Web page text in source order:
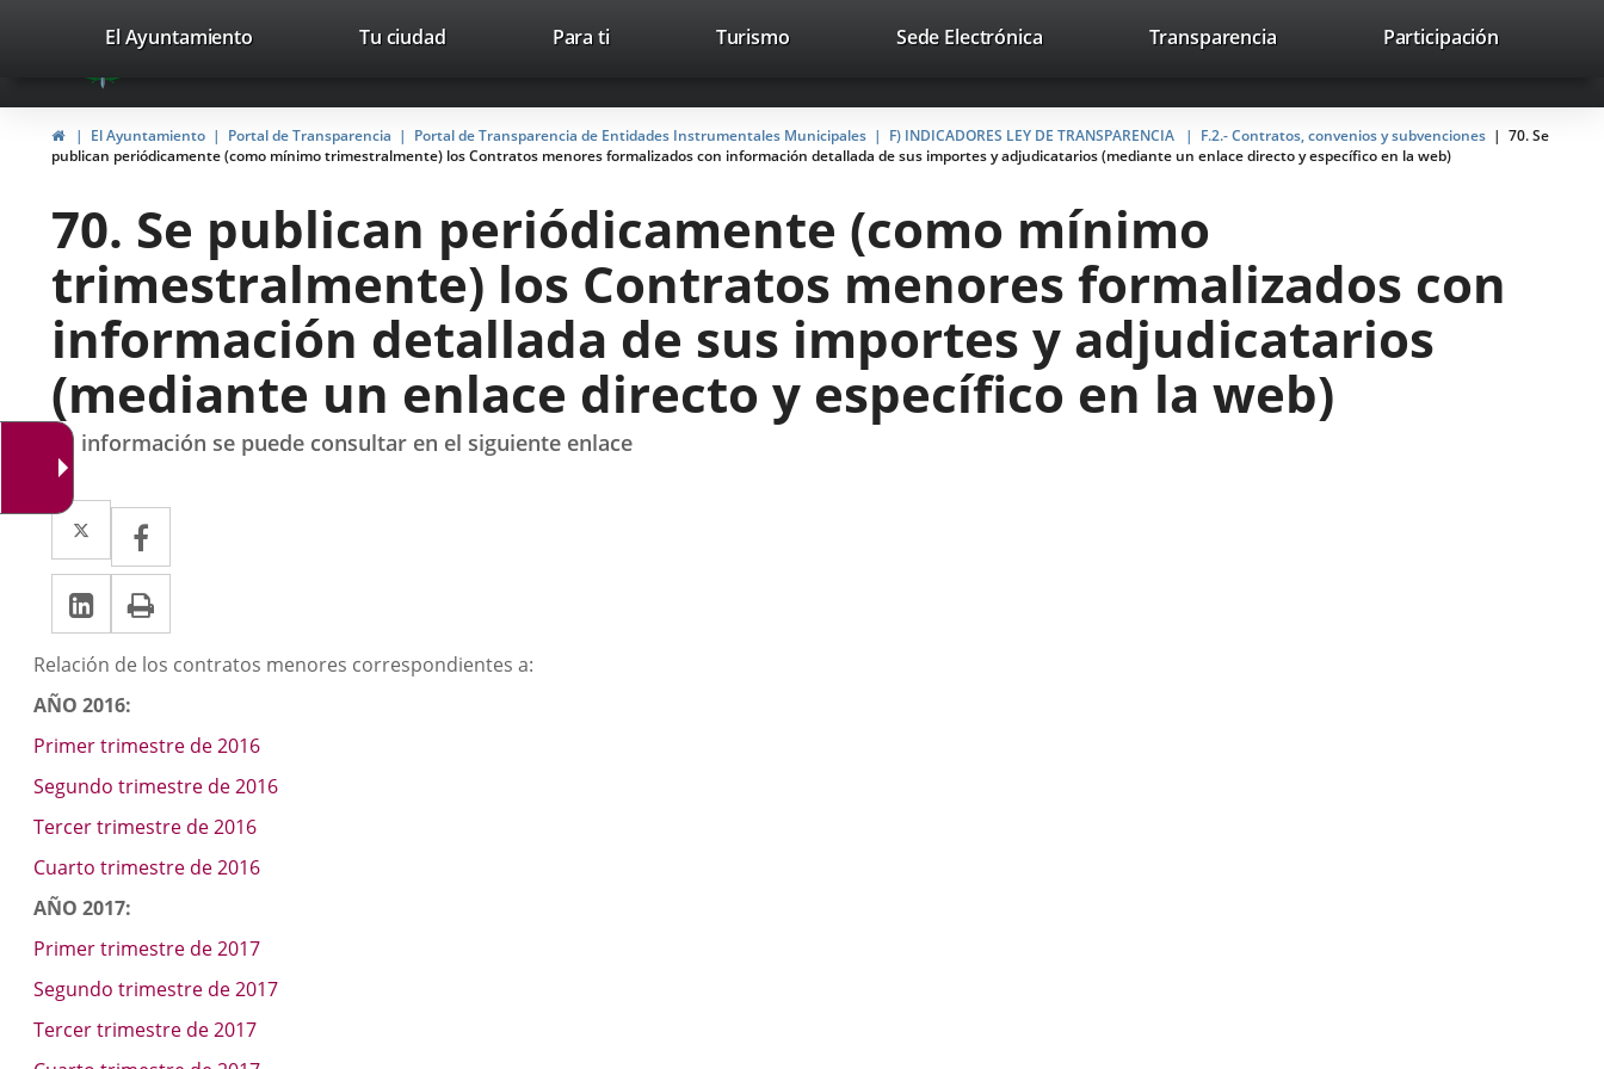
Portal
Web
del
Ayuntamiento
Valladolid
avaTop Trabaja con nosotros Contacto avaHeaderSocial
Enlace
una
aplicación
externa.
Enlace
una
aplicación
externa.
Enlace
una
aplicación
externa.
Buscar
valladolid.es
El Ayuntamiento Tu ciudad Para ti TurismoEste
abrirá
en
una
nueva.
Sede ElectrónicaEnlace
aplicación
externa.
Transparencia Participación
InicioEl Ayuntamiento Portal de Transparencia Portal de Transparencia de Entidades Instrumentales Municipales F) INDICADORES LEY DE TRANSPARENCIA F.2.- Contratos, convenios y subvenciones
70. Se
publican periódicamente (como mínimo trimestralmente) los Contratos menores formalizados con información detallada de sus importes y adjudicatarios (mediante un enlace directo y específico en la web)
70. Se publican periódicamente (como mínimo
trimestralmente) los Contratos menores formalizados con
información detallada de sus importes y adjudicatarios
(mediante un enlace directo y específico en la web)
La información se puede consultar en el siguiente enlace
Twitter
Enlace
a
una
aplicación
externa.
a
una
aplicación
LinkedIn
Enlace
a
una
aplicación
externa.
Descripción
Relación de los contratos menores correspondientes a:
AÑO 2016:
Primer trimestre de 2016
Segundo trimestre de 2016
Tercer trimestre de 2016
Cuarto trimestre de 2016
AÑO 2017:
Primer trimestre de 2017
Segundo trimestre de 2017
Tercer trimestre de 2017